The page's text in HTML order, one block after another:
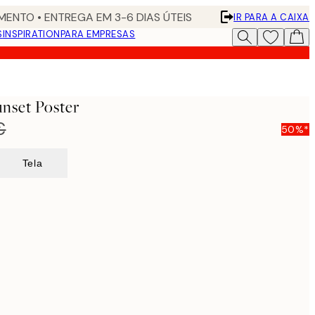
• ENTREGA EM 3-6 DIAS ÚTEIS
IR PARA A CAIXA
INSPIRATIONPARA EMPRESAS
Poster
50%*
Tela